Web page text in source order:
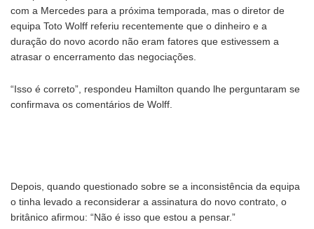
com a Mercedes para a próxima temporada, mas o diretor de
equipa Toto Wolff referiu recentemente que o dinheiro e a
duração do novo acordo não eram fatores que estivessem a
atrasar o encerramento das negociações.
“Isso é correto”, respondeu Hamilton quando lhe perguntaram se
confirmava os comentários de Wolff.
Depois, quando questionado sobre se a inconsistência da equipa
o tinha levado a reconsiderar a assinatura do novo contrato, o
britânico afirmou: “Não é isso que estou a pensar.”